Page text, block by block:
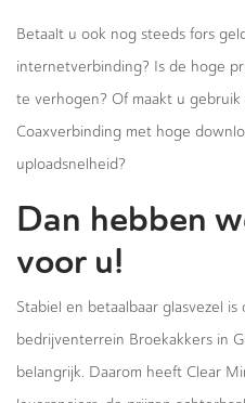
Betaalt u ook nog steeds fors
internetverbinding? Is de hoge
te verhogen? Of maakt u gebruik
Coaxverbinding met hoge
uploadsnelheid?
Dan hebben
voor u!
Stabiel en betaalbaar glasvezel
bedrijventerrein Broekakkers in
belangrijk. Daarom heeft Clear